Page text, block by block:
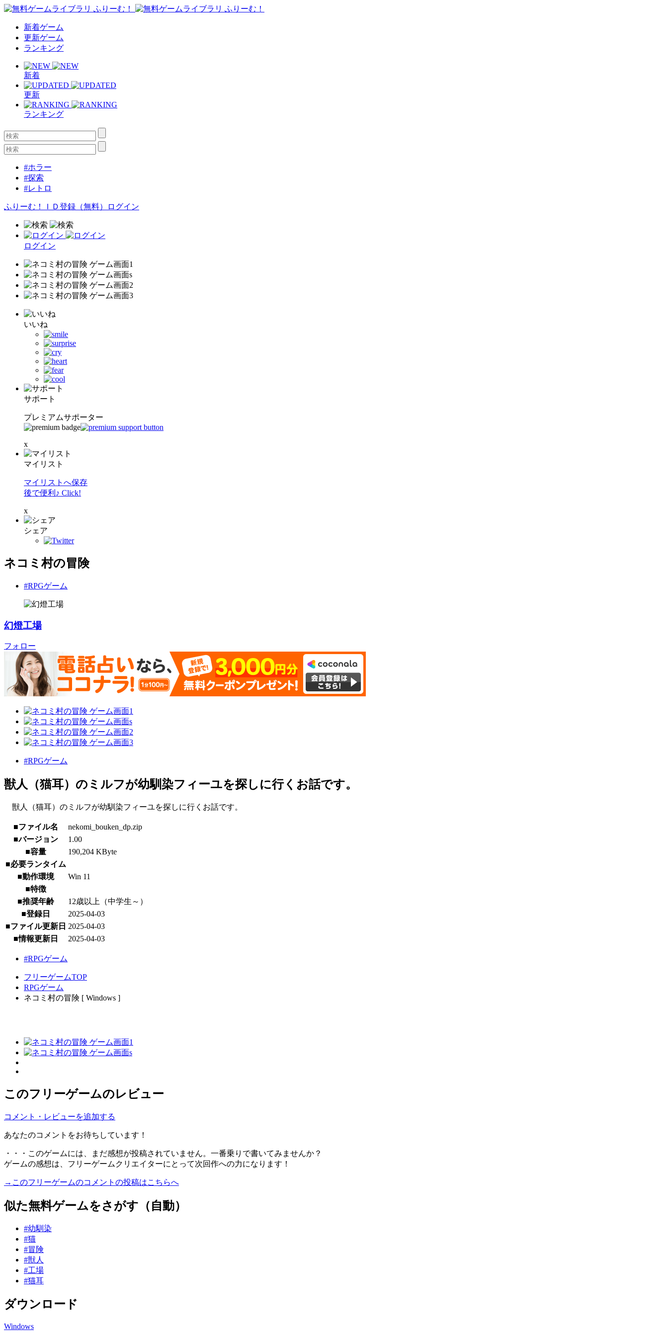
新着ゲーム
更新ゲーム
ランキング
新着
更新
ランキング
#ホラー
#探索
#レトロ
ふりーむ！ＩＤ登録（無料） ログイン
ログイン
いいね
サポート
プレミアムサポーター
x
マイリスト
マイリストへ保存
後で便利♪ Click!
x
シェア
ネコミ村の冒険
#RPGゲーム
幻燈工場
フォロー
#RPGゲーム
獣人（猫耳）のミルフが幼馴染フィーユを探しに行くお話です。
獣人（猫耳）のミルフが幼馴染フィーユを探しに行くお話です。
■ファイル名
nekomi_bouken_dp.zip
■バージョン
1.00
■容量
190,204 KByte
■必要ランタイム
■動作環境
Win 11
■特徴
■推奨年齢
12歳以上（中学生～）
■登録日
2025-04-03
■ファイル更新日 2025-04-03
■情報更新日
2025-04-03
#RPGゲーム
フリーゲームTOP
RPGゲーム
ネコミ村の冒険 [ Windows ]
このフリーゲームのレビュー
コメント・レビューを追加する
あなたのコメントをお待ちしています！
・・・このゲームには、まだ感想が投稿されていません。一番乗りで書いてみませんか？
ゲームの感想は、フリーゲームクリエイターにとって次回作への力になります！
→このフリーゲームのコメントの投稿はこちらへ
似た無料ゲームをさがす（自動）
#幼馴染
#猫
#冒険
#獣人
#工場
#猫耳
ダウンロード
Windows